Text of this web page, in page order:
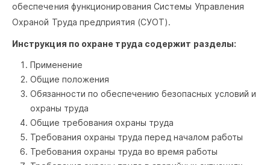
обеспечения функционирования Системы Управления
Охраной Труда предприятия (СУОТ).
Инструкция по охране труда содержит разделы:
Применение
Общие положения
Обязанности по обеспечению безопасных условий и
охраны труда
Общие требования охраны труда
Требования охраны труда перед началом работы
Требования охраны труда во время работы